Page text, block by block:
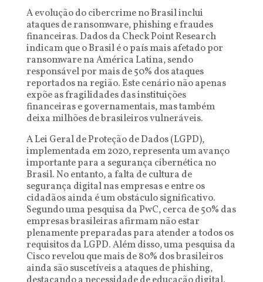
A evolução do cibercrime no Brasil inclui
ataques de ransomware, phishing e fraudes
financeiras. Dados da Check Point Research
indicam que o Brasil é o país mais afetado por
ransomware na América Latina, sendo
responsável por mais de 50% dos ataques
reportados na região. Este cenário não apenas
expõe as fragilidades das instituições
financeiras e governamentais, mas também
deixa milhões de brasileiros vulneráveis.
A Lei Geral de Proteção de Dados (LGPD),
implementada em 2020, representa um avanço
importante para a segurança cibernética no
Brasil. No entanto, a falta de cultura de
segurança digital nas empresas e entre os
cidadãos ainda é um obstáculo significativo.
Segundo uma pesquisa da PwC, cerca de 50% das
empresas brasileiras afirmam não estar
plenamente preparadas para atender a todos os
requisitos da LGPD. Além disso, uma pesquisa da
Cisco revelou que mais de 80% dos brasileiros
ainda são suscetíveis a ataques de phishing,